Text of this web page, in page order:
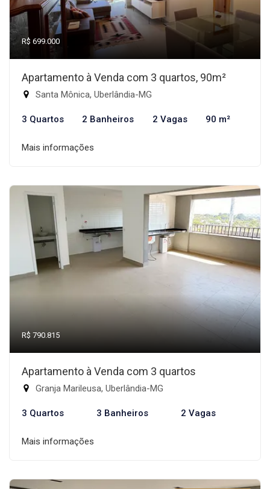
R$ 699.000
Apartamento à Venda com 3 quartos, 90m²
Santa Mônica, Uberlândia-MG
3 Quartos 2 Banheiros 2 Vagas 90 m²
Mais informações
R$ 790.815
Apartamento à Venda com 3 quartos
Granja Marileusa, Uberlândia-MG
3 Quartos 3 Banheiros 2 Vagas
Mais informações